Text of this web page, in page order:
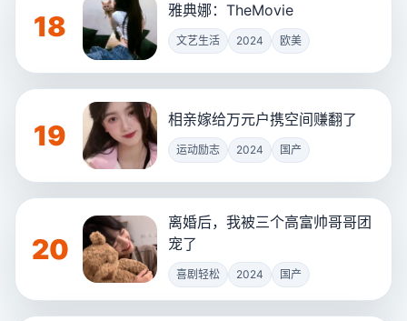
18 雅典娜：TheMovie
文艺生活 2024 欧美
19 相亲嫁给万元户携空间赚翻了
运动励志 2024 国产
20
离婚后，我被三个高富帅哥哥团
宠了
喜剧轻松 2024 国产